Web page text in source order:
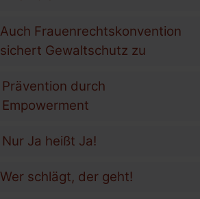
Auch Frauenrechtskonvention
sichert Gewaltschutz zu
Prävention durch
Empowerment
Nur Ja heißt Ja!
Wer schlägt, der geht!